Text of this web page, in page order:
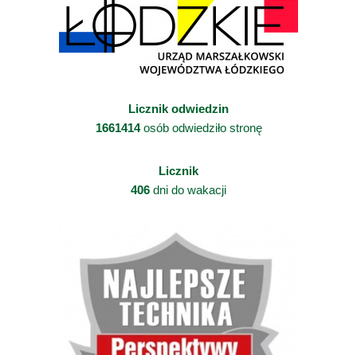
Licznik odwiedzin
1661414osób odwiedziło stronę
Licznik
406 dni do wakacji